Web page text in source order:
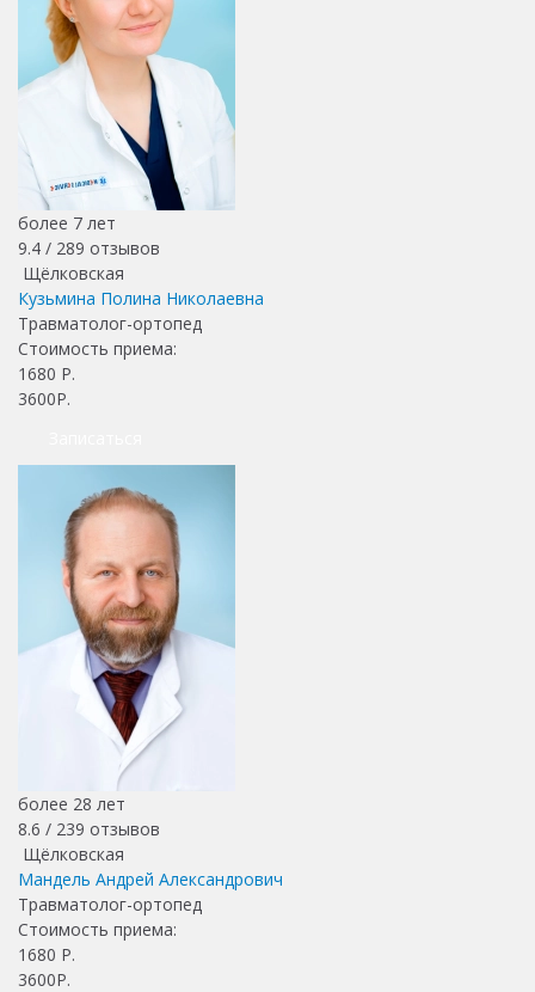
более 7 лет
9.4 / 289 отзывов
Щёлковская
Кузьмина Полина Николаевна
Травматолог-ортопед
Стоимость приема:
1680 Р.
3600Р.
более 28 лет
8.6 / 239 отзывов
Щёлковская
Мандель Андрей Александрович
Травматолог-ортопед
Стоимость приема:
1680 Р.
3600Р.